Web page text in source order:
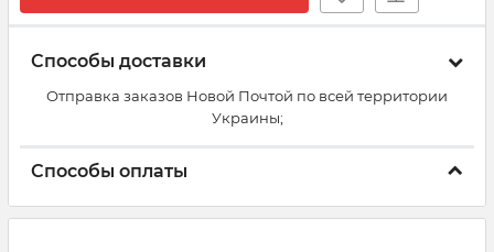
Способы доставки
Отправка заказов Новой Почтой по всей территории
Украины;
Способы оплаты